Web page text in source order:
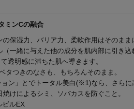
ミンCの融合
保湿力、バリア力、柔軟作用はそのま
一緒に与えた他の成分を肌内部に引き
透明感に満ちた肌へ導きます。
タつきのなさも、もちろんそのまま。
ン」とでトータル美白(※1)なら、さらに
けによるシミ、ソバカスを防ぐこと。
ルEX